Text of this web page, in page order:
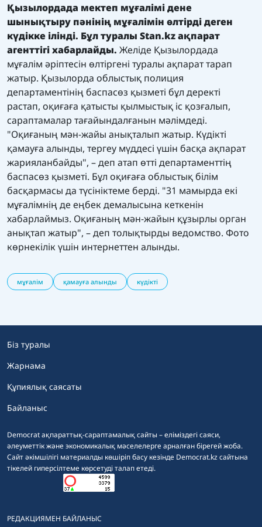
Қызылордада мектеп мұғалімі дене
шынықтыру пәнінің мұғалімін өлтірді деген
күдікке ілінді. Бұл туралы Stan.kzақпарат
агенттігі хабарлайды. Желіде Қызылордада
мұғалім әріптесін өлтіргені туралы ақпарат тарап
жатыр. Қызылорда облыстық полиция
департаментінің баспасөз қызметі бұл деректі
растап, оқиғаға қатысты қылмыстық іс қозғалып,
сараптамалар тағайындалғанын мәлімдеді.
"Оқиғаның мән-жайы анықталып жатыр. Күдікті
қамауға алынды, тергеу мүддесі үшін басқа ақпарат
жарияланбайды", – деп атап өтті департаменттің
баспасөз қызметі. Бұл оқиғаға облыстық білім
басқармасы да түсініктеме берді. "31 мамырда екі
мұғалімнің де еңбек демалысына кеткенін
хабарлаймыз. Оқиғаның мән-жайын құзырлы орган
анықтап жатыр", – деп толықтырды ведомство. Фото
көрнекілік үшін интернеттен алынды.
мұғалім қамауға алынды күдікті
Democrat ақпараттық-сараптамалық сайты – еліміздегі саяси,
әлеуметтік және экономикалық мәселелерге арналған бірегей жоба.
Сайт әкімшілігі материалды көшіріп басу кезінде Democrat.kz сайтына
тікелей гиперсілтеме көрсетуді талап етеді.
Біз туралы
Жарнама
Құпиялық саясаты
Байланыс
РЕДАКЦИЯМЕН БАЙЛАНЫС